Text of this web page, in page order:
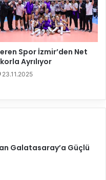
Spor İzmir’den Net
Ayrılıyor
23.11.2025
Galatasaray’a Güçlü